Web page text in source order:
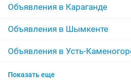
женский спортивный
спортивный топ спортивный
Объявления в Караганде
Объявления в Шымкенте
Объявления в Усть-
Объявления в Актобе
Показать еще